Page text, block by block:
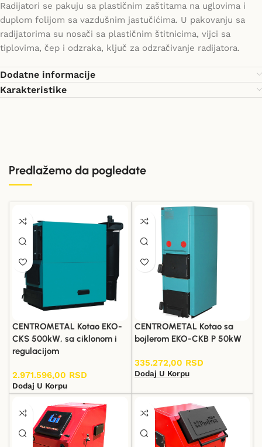
Radijatori se pakuju sa plastičnim zaštitama na uglovima i
duplom folijom sa vazdušnim jastučićima. U pakovanju sa
radijatorima su nosači sa plastičnim štitnicima, vijci sa
tiplovima, čep i odzraka, ključ za odzračivanje radijatora.
Dodatne informacije
Karakteristike
Predlažemo da pogledate
CENTROMETAL Kotao EKO-
CKS 500kW, sa ciklonom i
regulacijom
2.971.596,00 RSD
Dodaj U Korpu
CENTROMETAL Kotao sa
bojlerom EKO-CKB P 50kW
335.272,00 RSD
Dodaj U Korpu